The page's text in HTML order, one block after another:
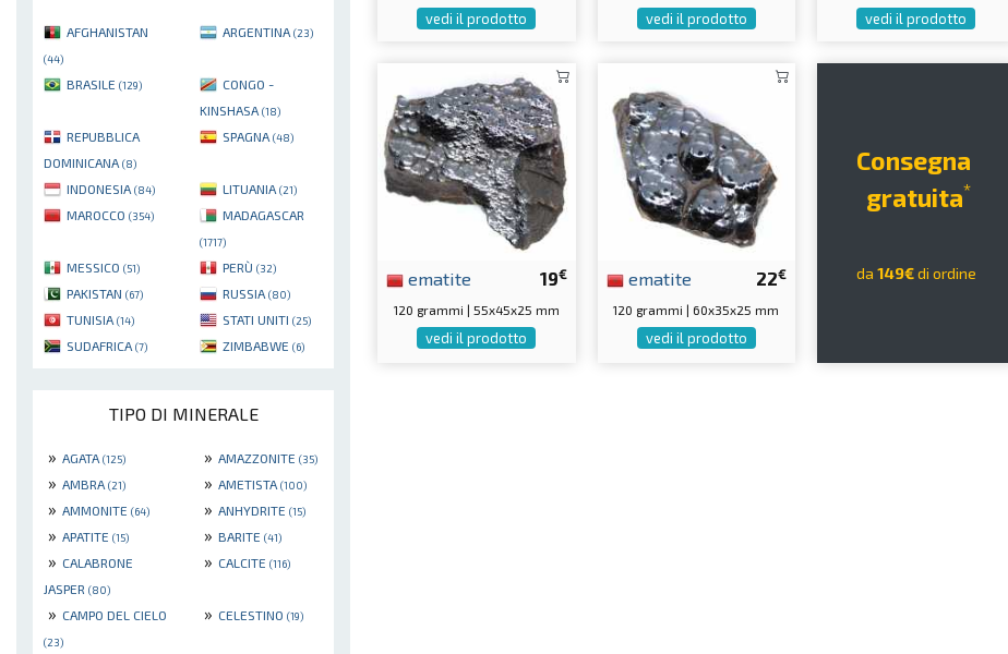
AFGHANISTAN
(44)
ARGENTINA (23)
BRASILE (129)
CONGO -
KINSHASA (18)
REPUBBLICA
DOMINICANA (8)
SPAGNA (48)
INDONESIA (84) LITUANIA (21)
MAROCCO (354) MADAGASCAR
(1717)
MESSICO (51) PERÙ (32)
PAKISTAN (67) RUSSIA (80)
TUNISIA (14) STATI UNITI (25)
SUDAFRICA (7) ZIMBABWE (6)
TIPO DI MINERALE
» AGATA (125) » AMAZZONITE (35)
» AMBRA (21) » AMETISTA (100)
» AMMONITE (64) » ANHYDRITE (15)
» APATITE (15) » BARITE (41)
» CALABRONE
JASPER (80)
» CALCITE (116)
» CAMPO DEL CIELO
(23)
» CELESTINO (19)
vedi il prodotto vedi il prodotto vedi il prodotto
19€
ematite
120 grammi | 55x45x25 mm
vedi il prodotto
22€
ematite
120 grammi | 60x35x25 mm
vedi il prodotto
Consegna
gratuita*
da 149€di ordine